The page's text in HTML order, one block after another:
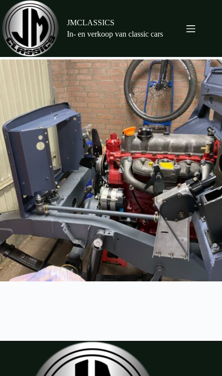
naar
de
inhoud
JMCLASSICS
In- en verkoop van classic cars